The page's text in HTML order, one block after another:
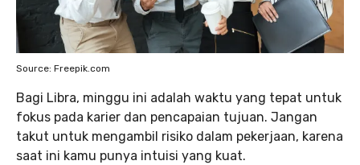
Source: Freepik.com
Bagi Libra, minggu ini adalah waktu yang tepat untuk
fokus pada karier dan pencapaian tujuan. Jangan
takut untuk mengambil risiko dalam pekerjaan, karena
saat ini kamu punya intuisi yang kuat.